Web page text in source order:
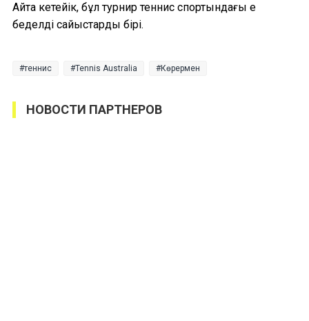
Айта кетейік, бұл турнир теннис спортындағы ең
беделді сайыстардың бірі.
теннис Tennis Australia Көрермен
НОВОСТИ ПАРТНЕРОВ